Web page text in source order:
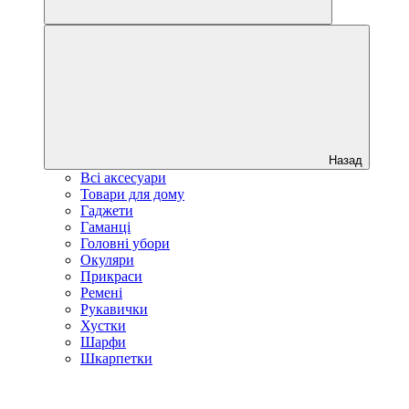
Назад
Всі аксесуари
Товари для дому
Гаджети
Гаманці
Головні убори
Окуляри
Прикраси
Ремені
Рукавички
Хустки
Шарфи
Шкарпетки